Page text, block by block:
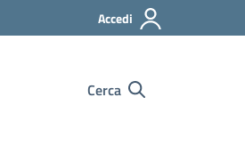
Accedi
Cerca